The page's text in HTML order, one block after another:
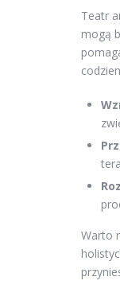
Teatr
mogą
Warto